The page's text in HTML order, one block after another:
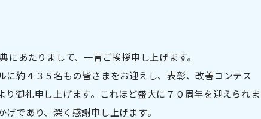
あたりまして、一言ご挨拶申し上げます。
約４３５名もの皆さまをお迎えし、表彰、改善コンテス
り御礼申し上げます。これほど盛大に７０周年を迎えられま
であり、深く感謝申し上げます。